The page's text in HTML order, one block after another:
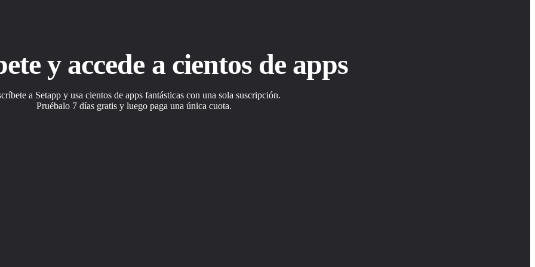
y accede a cientos de apps
a Setapp y usa cientos de apps fantásticas con una sola suscripción.
Pruébalo 7 días gratis y luego paga una única cuota.